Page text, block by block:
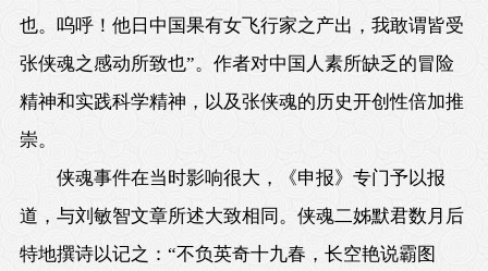
也。呜呼！他日中国果有女飞行家之产出，我敢谓皆受
张侠魂之感动所致也”。作者对中国人素所缺乏的冒险
精神和实践科学精神，以及张侠魂的历史开创性倍加推
崇。
侠魂事件在当时影响很大，《申报》专门予以报
道，与刘敏智文章所述大致相同。侠魂二姊默君数月后
特地撰诗以记之：“不负英奇十九春，长空艳说霸图